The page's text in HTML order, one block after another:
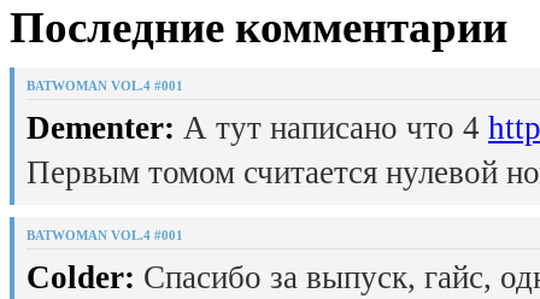
Последние комментарии
BATWOMAN VOL.4 #001
Dementer: А тут написано что 4
Первым томом считается нулевой
BATWOMAN VOL.4 #001
Colder: Спасибо за выпуск, гайс,